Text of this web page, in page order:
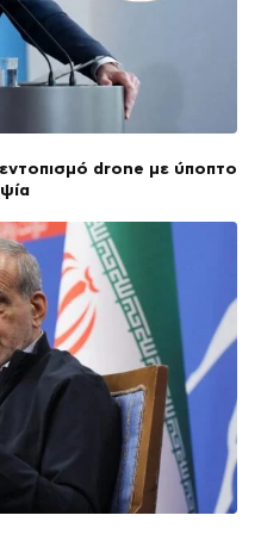
drone με ύποπτο